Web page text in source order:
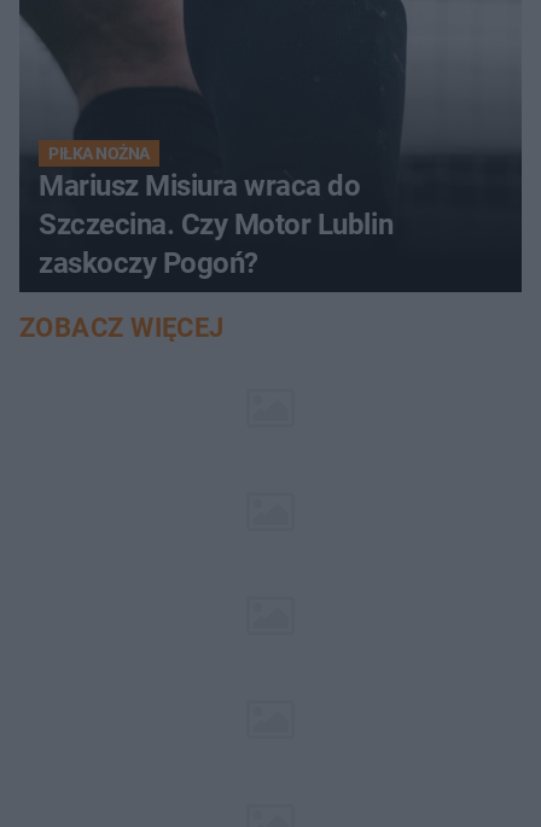
PIŁKA NOŻNA
Mariusz Misiura wraca do
Szczecina. Czy Motor Lublin
zaskoczy Pogoń?
ZOBACZ WIĘCEJ